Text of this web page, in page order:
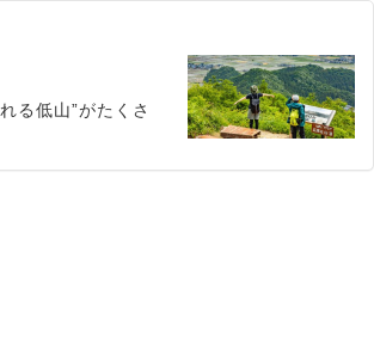
る低山”がたくさ